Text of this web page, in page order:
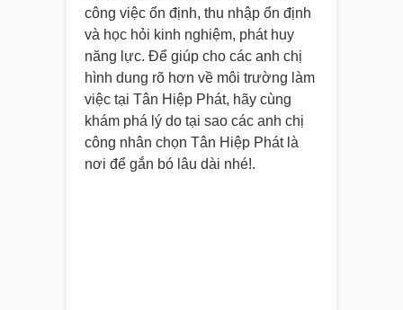
công việc ổn định, thu nhập ổn định
và học hỏi kinh nghiệm, phát huy
năng lực. Để giúp cho các anh chị
hình dung rõ hơn về môi trường làm
việc tại Tân Hiệp Phát, hãy cùng
khám phá lý do tại sao các anh chị
công nhân chọn Tân Hiệp Phát là
nơi để gắn bó lâu dài nhé!.